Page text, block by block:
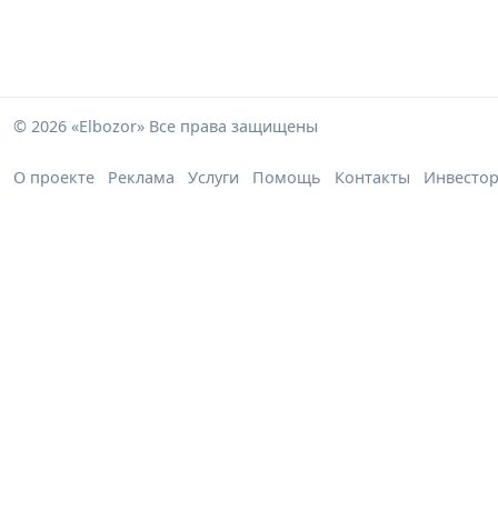
© 2026 «Elbozor» Все права защищены
О проекте Реклама Услуги Помощь Контакты